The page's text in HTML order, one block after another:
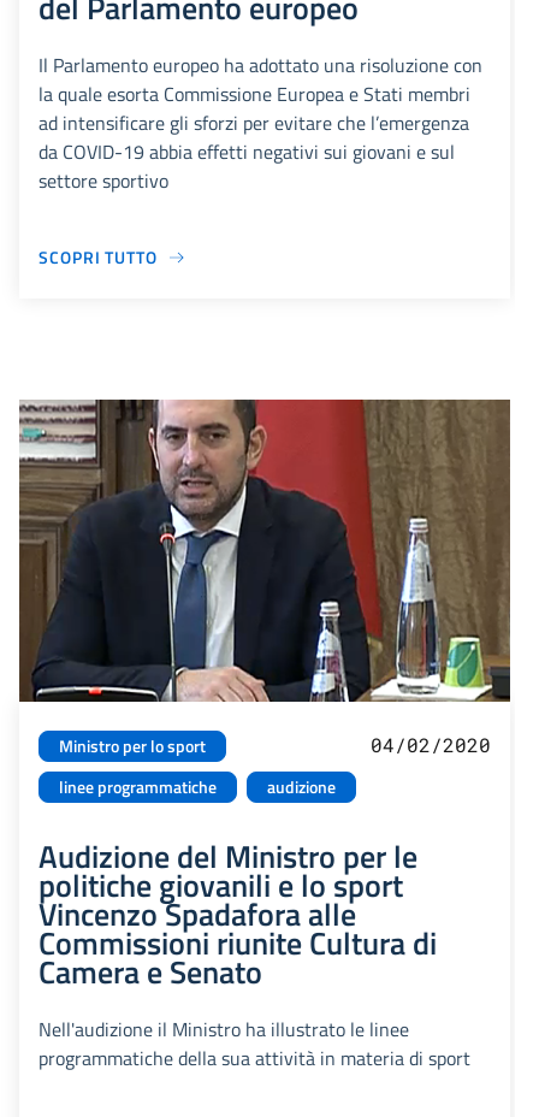
Il Parlamento europeo ha adottato una risoluzione con
la quale esorta Commissione Europea e Stati membri
ad intensificare gli sforzi per evitare che l’emergenza
da COVID-19 abbia effetti negativi sui giovani e sul
settore sportivo
SCOPRI TUTTO
Ministro per lo sport
linee programmatiche
audizione
04/02/2020
Audizione del Ministro per le
politiche giovanili e lo sport
Vincenzo Spadafora alle
Commissioni riunite Cultura di
Camera e Senato
Nell'audizione il Ministro ha illustrato le linee
programmatiche della sua attività in materia di sport